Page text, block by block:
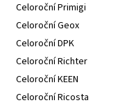
Celoroční Primigi
Celoroční Geox
Celoroční DPK
Celoroční Richter
Celoroční KEEN
Celoroční Ricosta